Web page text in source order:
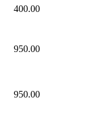
400.00
950.00
950.00